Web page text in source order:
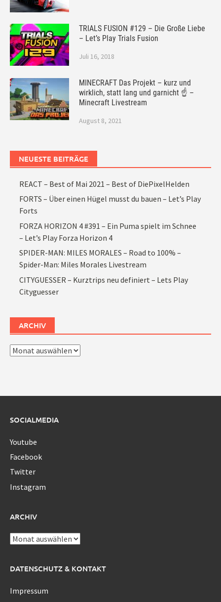
TRIALS FUSION #129 – Die Große Liebe
– Let’s Play Trials Fusion
Juli 16, 2018
MINECRAFT Das Projekt – kurz und
wirklich, statt lang und garnicht ☝ –
Minecraft Livestream
August 8, 2021
NEUESTE BEITRÄGE
REACT – Best of Mai 2021 – Best of DiePixelHelden
FORTS – Über einen Hügel musst du bauen – Let’s Play
Forts
FORZA HORIZON 4 #391 – Ein Puma spielt im Schnee
– Let’s Play Forza Horizon 4
SPIDER-MAN: MILES MORALES – Road to 100% –
Spider-Man: Miles Morales Livestream
CITYGUESSER – Kurztrips neu definiert – Lets Play
Cityguesser
ARCHIV
Archiv
SOCIALMEDIA
Youtube
Facebook
Twitter
Instagram
ARCHIV
Archiv
DATENSCHUTZ & KONTAKT
Impressum